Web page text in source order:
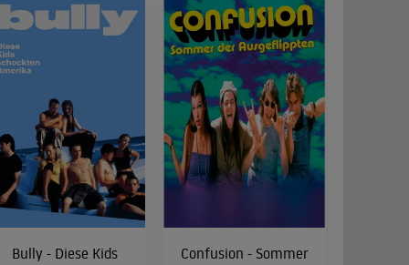
Bully - Diese Kids
Confusion - Sommer